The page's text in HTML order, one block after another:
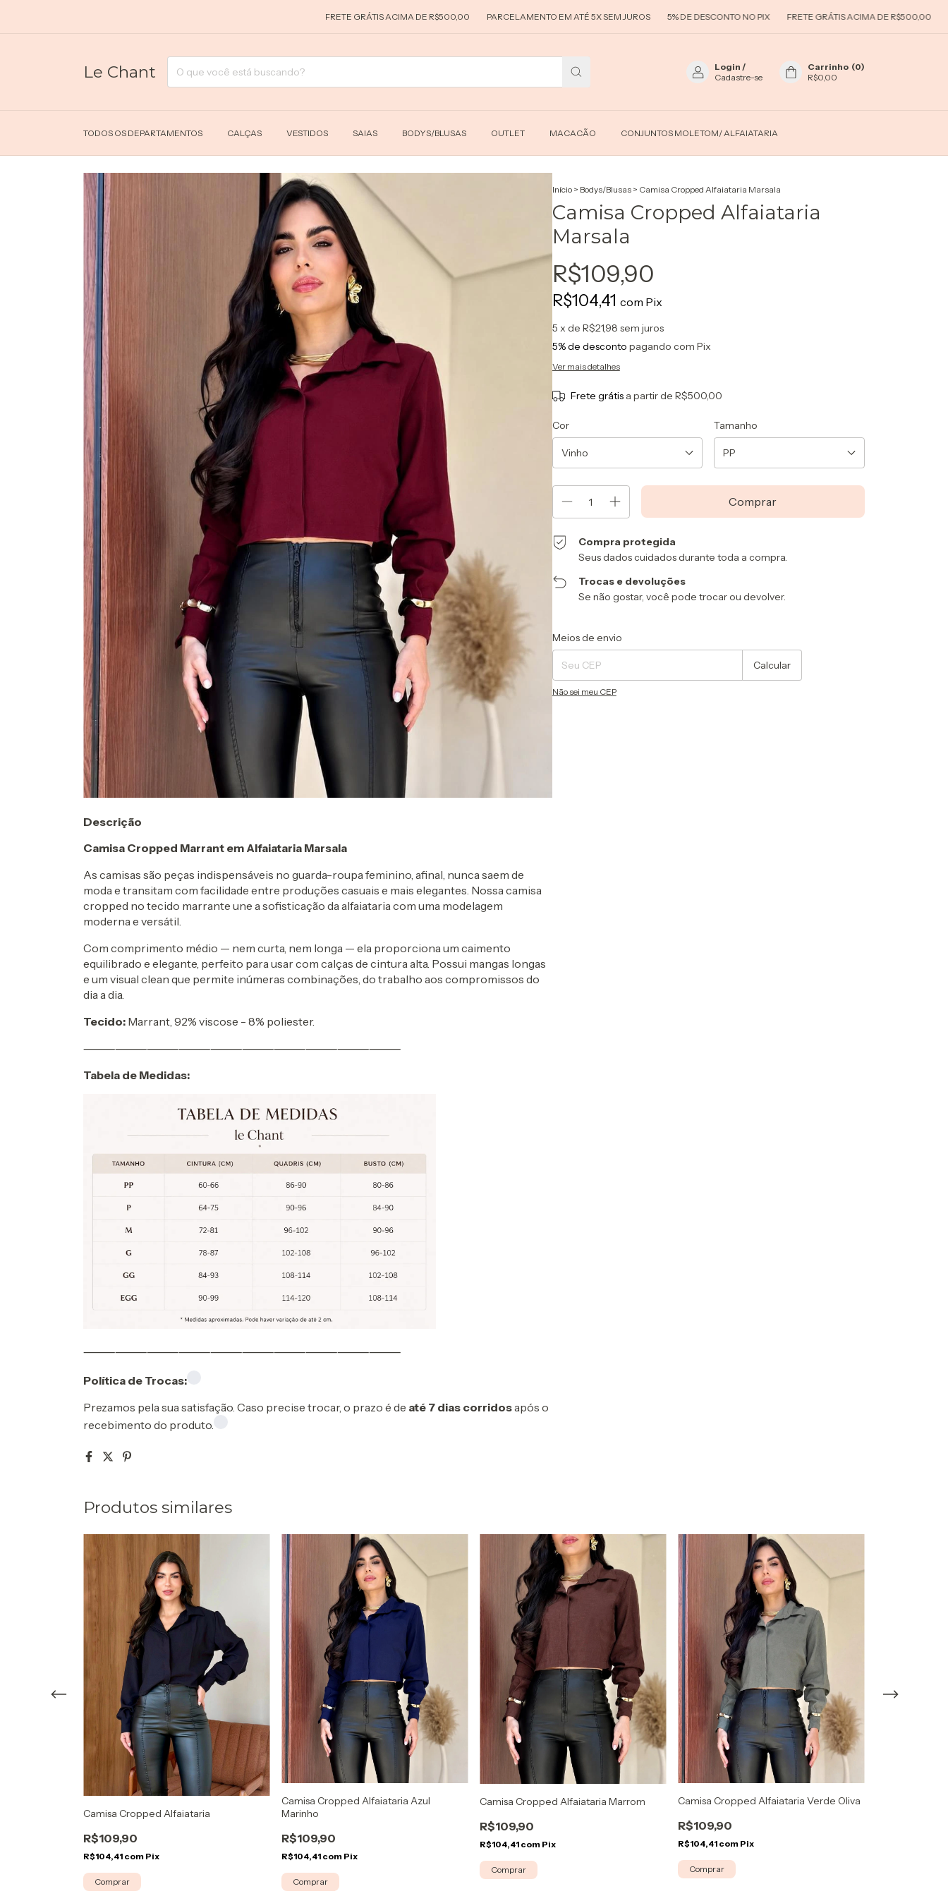
FRETE GRÁTIS ACIMA DE R$500,00 PARCELAMENTO EM ATÉ 5X SEM JUROS 5% DE DESCONTO NO PIX FRETE GRÁTIS ACIMA DE R$500,00
Le Chant Login /
Cadastre-se
Carrinho (0)
R$0,00
TODOS OS DEPARTAMENTOS CALÇAS VESTIDOS SAIAS BODYS/BLUSAS OUTLET MACACÃO CONJUNTOS MOLETOM/ ALFAIATARIA
Início > Bodys/Blusas > Camisa Cropped Alfaiataria Marsala
Camisa Cropped Alfaiataria
Marsala
R$109,90
R$104,41 com Pix
5 x de R$21,98 sem juros
5% de desconto pagando com Pix
Ver mais detalhes
Frete grátis a partir deR$500,00
Cor Tamanho
Compra protegida
Seus dados cuidados durante toda a compra.
Trocas e devoluções
Se não gostar, você pode trocar ou devolver.
Entregas para o CEP:
Meios de envio
Calcular
Não sei meu CEP
Descrição
Camisa Cropped Marrant em Alfaiataria Marsala
As camisas são peças indispensáveis no guarda-roupa feminino, afinal, nunca saem de
moda e transitam com facilidade entre produções casuais e mais elegantes. Nossa camisa
cropped no tecido marrante une a sofisticação da alfaiataria com uma modelagem
moderna e versátil.
Com comprimento médio — nem curta, nem longa — ela proporciona um caimento
equilibrado e elegante, perfeito para usar com calças de cintura alta. Possui mangas longas
e um visual clean que permite inúmeras combinações, do trabalho aos compromissos do
dia a dia.
Tecido: Marrant, 92% viscose - 8% poliester.
⸻⸻⸻⸻⸻⸻⸻⸻⸻⸻
Tabela de Medidas:
⸻⸻⸻⸻⸻⸻⸻⸻⸻⸻
Política de Trocas:
Prezamos pela sua satisfação. Caso precise trocar, o prazo é de até 7 dias corridosapós o
recebimento do produto.
Produtos similares
Camisa Cropped Alfaiataria
R$109,90
R$104,41 com Pix
Comprar
Camisa Cropped Alfaiataria Azul
Marinho
R$109,90
R$104,41 com Pix
Comprar
Camisa Cropped Alfaiataria Marrom
R$109,90
R$104,41 com Pix
Comprar
Camisa Cropped Alfaiataria Verde Oliva
R$109,90
R$104,41 com Pix
Comprar